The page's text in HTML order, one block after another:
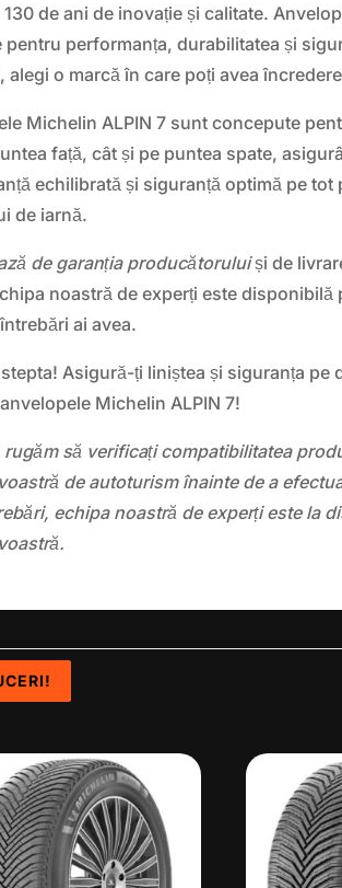
130 de ani de inovație și calitate.
pentru performanța, durabilitatea și
alegi o marcă în care poți avea
Michelin ALPIN 7 sunt concepute
față, cât și pe puntea spate,
echilibrată și siguranță optimă pe tot
de iarnă.
de garanția producătoruluiși de
noastră de experți este disponibilă
ai avea.
Asigură-ți liniștea și siguranța pe
Michelin ALPIN 7!
rugăm să verificați compatibilitatea
de autoturism înainte de a
echipa noastră de experți este la